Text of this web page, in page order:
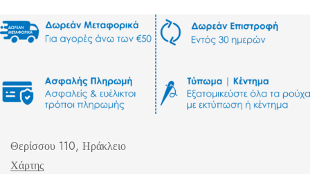
Θερίσσου 110, Ηράκλειο
Χάρτης